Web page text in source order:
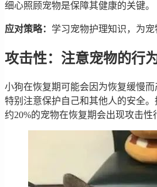
细心照顾宠物是保障其健康的关键。
应对策略： 学习宠物护理知识，为宠
攻击性：注意宠物的行
小狗在恢复期可能会因为恢复缓慢
特别注意保护自己和其他人的安全。
约20%的宠物在恢复期会出现攻击性